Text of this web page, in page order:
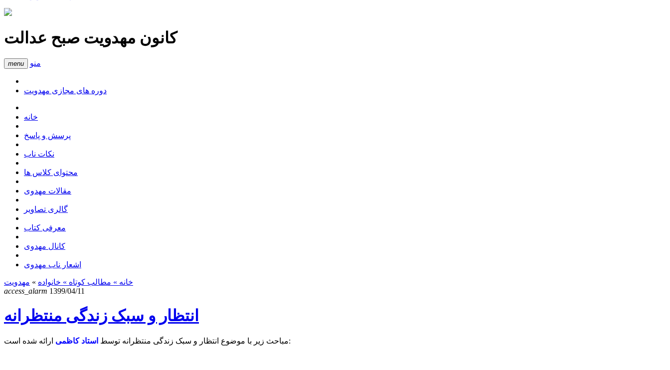
کانون مهدویت صبح عدالت
menu منو
دوره های مجازی مهدویت
خانه
پرسش و پاسخ
نکات ناب
محتوای کلاس ها
مقالات مهدوی
گالری تصاویر
معرفی کتاب
کانال مهدوی
اشعار ناب مهدوی
خانه » مطالب کوتاه » خانواده » مهدویت
access_alarm 1399/04/11
انتظار و سبک زندگی منتظرانه
مباحث زیر با موضوع انتظار و سبک زندگی منتظرانه توسط استاد کاظمی ارائه شده است: